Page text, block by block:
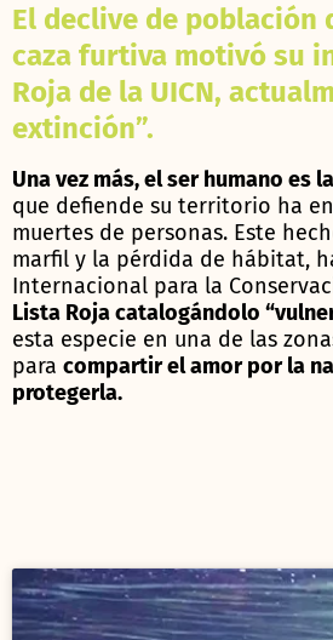
El declive de
caza furtiva motivó su
Roja de la UICN,
extinción”.
Una vez más, el ser humano es
que defiende su territorio ha
muertes de personas. Este
marfil y la pérdida de hábitat,
Internacional para la
Lista Roja catalogándolo
esta especie en una de las
para compartir el amor por la
protegerla.